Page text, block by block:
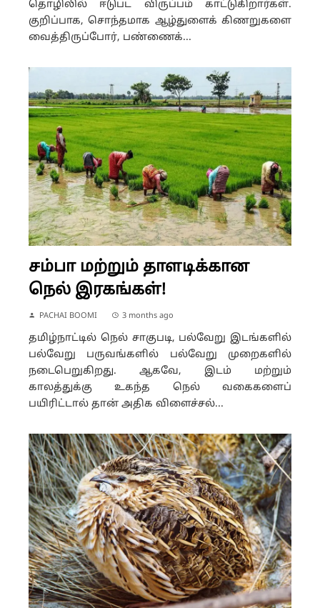
தொழிலில் ஈடுபட விருப்பம் காட்டுகிறார்கள்.
குறிப்பாக, சொந்தமாக ஆழ்துளைக் கிணறுகளை
வைத்திருப்போர், பண்ணைக்...
சம்பா மற்றும் தாளடிக்கான
நெல் இரகங்கள்!
PACHAI BOOMI 3 months ago
தமிழ்நாட்டில் நெல் சாகுபடி, பல்வேறு இடங்களில்
பல்வேறு பருவங்களில் பல்வேறு முறைகளில்
நடைபெறுகிறது. ஆகவே, இடம் மற்றும்
காலத்துக்கு உகந்த நெல் வகைகளைப்
பயிரிட்டால் தான் அதிக விளைச்சல்...